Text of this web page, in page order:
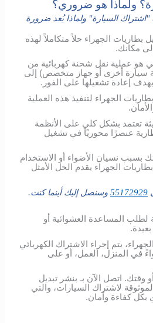
ولماذا هو ضروري؟
السيارة" ولماذا يُعد ضرورة
بطاريات الجهراء حلاً متكاملاً لهذه
مكانك.
هو عملية نقل شحنة كهربائية من
سيارة أخرى أو جهاز متخصص) إلى
إعادة تشغيلها على الفور.
الجهراء لتنفيذ هذه العملية
تعتمد بشكل كلي على الأنظمة
عنصرًا محوريًا في تشغيل
بسبب نسيان الأضواء أو الاستخدام
الجهراء يقدم الحل الأمثل
55172929 وسنصل إليك أينما كنت.
لطلب المساعدة العشوائية أو
يتم إجراء الاشتراك الكهربائي
في المنزل، العمل، أو على
وقتك. اتصل الآن بـ بنشر تبديل
لاشتراك السيارات، والتي
كفاءة وأمان.